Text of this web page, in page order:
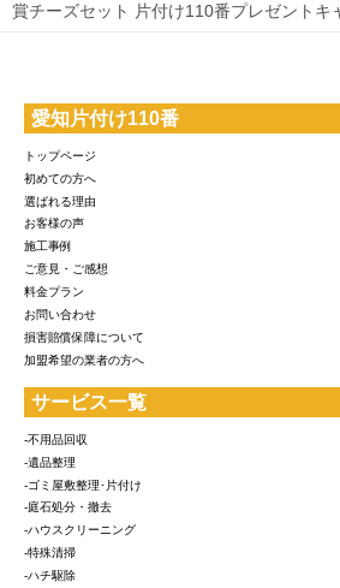
賞チーズセット 片付け110番プレゼントキ
愛知片付け110番
トップページ
初めての方へ
選ばれる理由
お客様の声
施工事例
ご意見・ご感想
料金プラン
お問い合わせ
損害賠償保障について
加盟希望の業者の方へ
サービス一覧
-不用品回収
-遺品整理
-ゴミ屋敷整理･片付け
-庭石処分・撤去
-ハウスクリーニング
-特殊清掃
-ハチ駆除